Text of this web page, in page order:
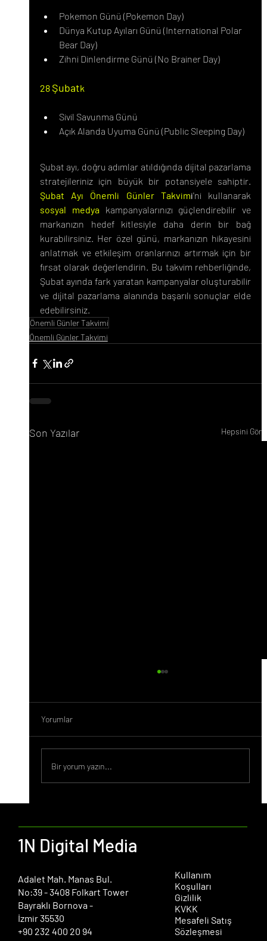
Pokemon Günü (Pokemon Day)
Dünya Kutup Ayıları Günü (International Polar
Bear Day)
Zihni Dinlendirme Günü (No Brainer Day)
28 Şubatk
Sivil Savunma Günü
Açık Alanda Uyuma Günü (Public Sleeping Day)
Şubat ayı, doğru adımlar atıldığında dijital pazarlama
Şubat Ayı Önemli Günler Takvimi
sosyal medya kampanyalarınızı güçlendirebilir ve
markanızın hedef kitlesiyle daha derin bir bağ
kurabilirsiniz. Her özel günü, markanızın hikayesini
anlatmak ve etkileşim oranlarınızı artırmak için bir
fırsat olarak değerlendirin. Bu takvim rehberliğinde,
Şubat ayında fark yaratan kampanyalar oluşturabilir
ve dijital pazarlama alanında başarılı sonuçlar elde
edebilirsiniz.
Önemli Günler Takvimi
Önemli Günler Takvimi
Son Yazılar Hepsini Gör
İzmir Merkezli Reklam Ajansları
Yorumlar
Bir yorum yazın...
​Adalet Mah. Manas Bul.
No:39 - 3408 Folkart Tower
Bayraklı Bornova -
İzmir 35530
+90 232 400 20 94
1N Digital Media
Kullanım
Koşulları
Gizlilik
KVKK
Mesafeli Satış
Sözleşmesi